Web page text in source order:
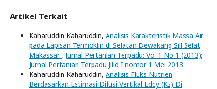
Artikel Terkait
Kaharuddin Kaharuddin, Analisis Karakteristik Massa Air
pada Lapisan Termoklin di Selatan Dewakang Sill Selat
Makassar , Jurnal Pertanian Terpadu: Vol 1 No 1 (2013):
Jurnal Pertanian Terpadu Jilid I nomor 1 Mei 2013
Kaharuddin Kaharuddin, Analisis Fluks Nutrien
Berdasarkan Estimasi Difusi Vertikal Eddy (Kz) Di